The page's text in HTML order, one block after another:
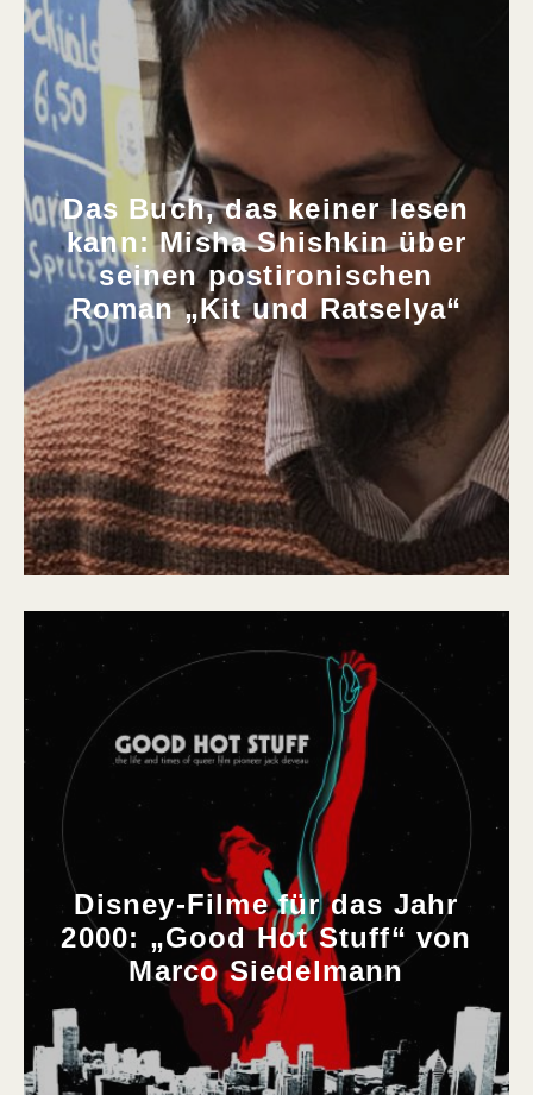
Das Buch, das keiner lesen
kann: Misha Shishkin über
seinen postironischen
Roman „Kit und Ratselya“
Disney-Filme für das Jahr
2000: „Good Hot Stuff“ von
Marco Siedelmann